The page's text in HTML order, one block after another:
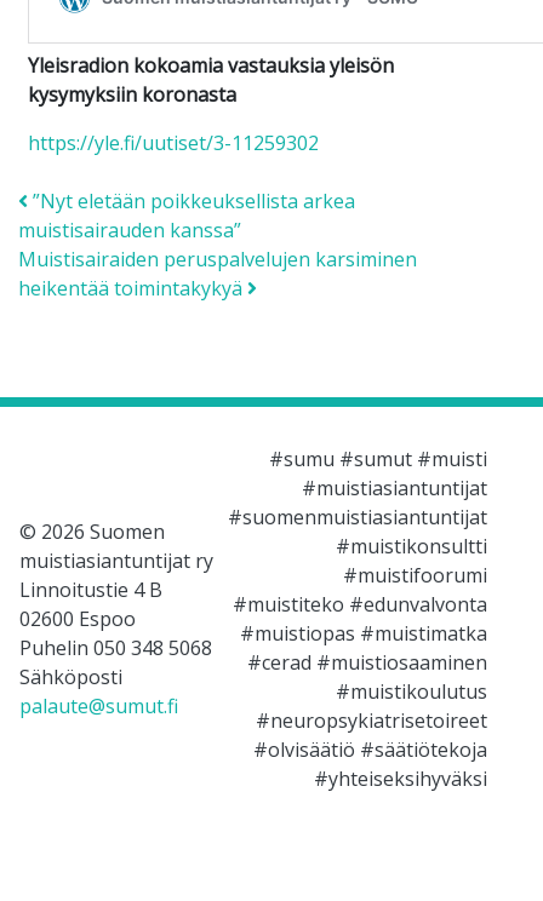
Yleisradion kokoamia vastauksia yleisön
kysymyksiin koronasta
https://yle.fi/uutiset/3-11259302
Post navigation
”Nyt eletään poikkeuksellista arkea
muistisairauden kanssa”
Muistisairaiden peruspalvelujen karsiminen
heikentää toimintakykyä
© 2026 Suomen
muistiasiantuntijat ry
Linnoitustie 4 B
02600 Espoo
Puhelin 050 348 5068
Sähköposti
palaute@sumut.fi
#sumu #sumut #muisti
#muistiasiantuntijat
#suomenmuistiasiantuntijat
#muistikonsultti
#muistifoorumi
#muistiteko #edunvalvonta
#muistiopas #muistimatka
#cerad #muistiosaaminen
#muistikoulutus
#neuropsykiatrisetoireet
#olvisäätiö #säätiötekoja
#yhteiseksihyväksi